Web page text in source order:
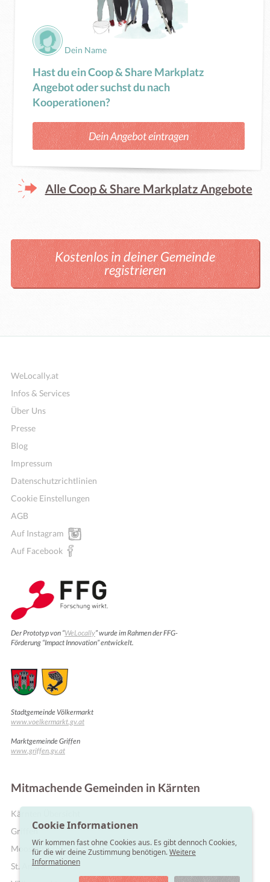
Dein Name
Hast du ein Coop & Share Markplatz
Angebot oder suchst du nach
Kooperationen?
Dein Angebot eintragen
Alle Coop & Share Markplatz Angebote
Kostenlos in deiner Gemeinde
registrieren
WeLocally.at
Infos & Services
Über Uns
Presse
Blog
Impressum
Datenschutzrichtlinien
Cookie Einstellungen
AGB
Auf Instagram
Auf Facebook
Der Prototyp von “WeLocally” wurde im Rahmen der FFG-
Förderung “Impact Innovation” entwickelt.
Stadtgemeinde Völkermarkt
www.voelkermarkt.gv.at
Marktgemeinde Griffen
www.griffen.gv.at
Mitmachende Gemeinden in Kärnten
Kärnten Übersicht
Griffen
Moosburg
St. Andrä
Cookie Informationen
Wir kommen fast ohne Cookies aus. Es gibt dennoch Cookies,
für die wir deine Zustimmung benötigen.Weitere
Informationen